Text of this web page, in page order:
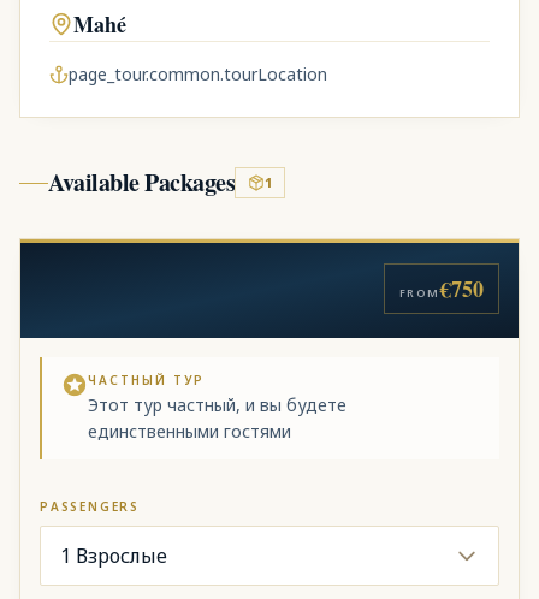
Mahé
page_tour.common.tourLocation
Available Packages 1
FROM€750
ЧАСТНЫЙ ТУР
Этот тур частный, и вы будете
единственными гостями
PASSENGERS
1 Взрослые